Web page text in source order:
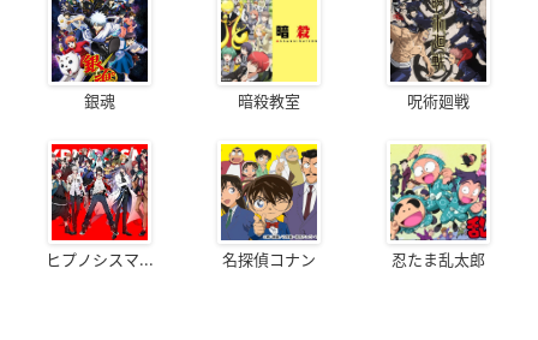
銀魂 暗殺教室 呪術廻戦
ヒプノシスマ... 名探偵コナン 忍たま乱太郎